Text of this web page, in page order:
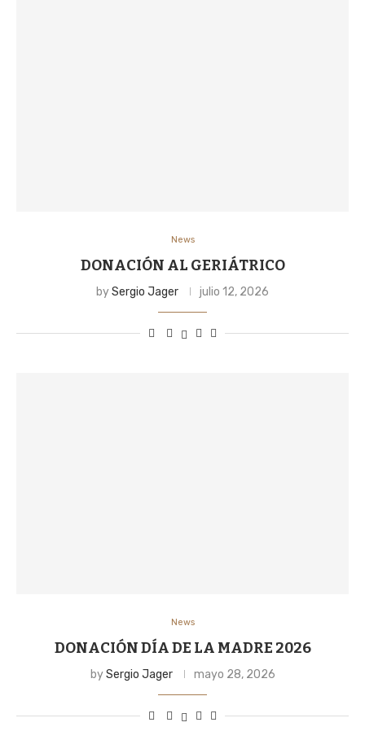
News
DONACIÓN AL GERIÁTRICO
bySergio Jager julio 12, 2026
News
DONACIÓN DÍA DE LA MADRE 2026
bySergio Jager mayo 28, 2026